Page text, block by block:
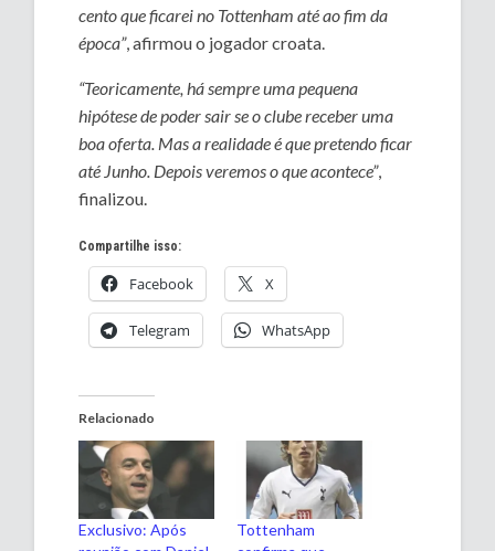
cento que ficarei no Tottenham até ao fim da
época”, afirmou o jogador croata.
“Teoricamente, há sempre uma pequena
hipótese de poder sair se o clube receber uma
boa oferta. Mas a realidade é que pretendo ficar
até Junho. Depois veremos o que acontece”,
finalizou.
Compartilhe isso:
Facebook X
Telegram WhatsApp
Relacionado
Exclusivo: Após
Tottenham